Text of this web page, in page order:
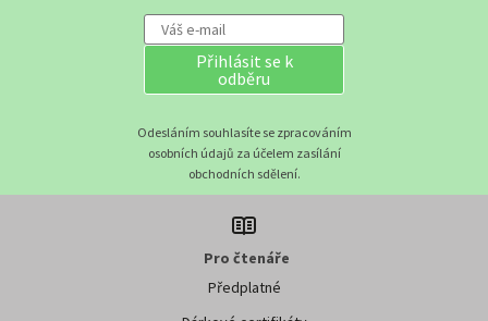
Přihlásit se k
odběru
Odesláním souhlasíte se zpracováním
osobních údajů za účelem zasílání
obchodních sdělení.
Pro čtenáře
Předplatné